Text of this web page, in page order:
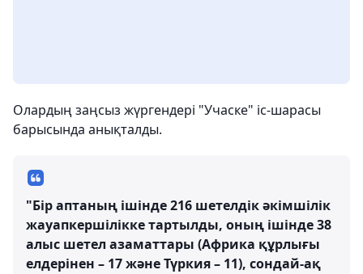
Олардың заңсыз жүргендері "Учаске" іс-шарасы
барысында анықталды.
"Бір аптаның ішінде 216 шетелдік әкімшілік
жауапкершілікке тартылды, оның ішінде 38
алыс шетел азаматтары (Африка құрлығы
елдерінен – 17 және Түркия – 11), сондай-ақ